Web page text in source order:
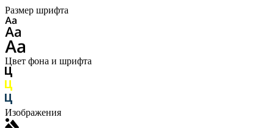
Размер шрифта
Цвет фона и шрифта
Изображения